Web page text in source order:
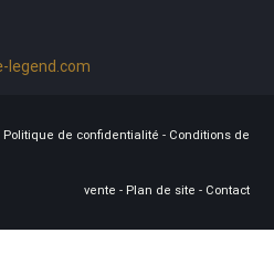
legend.com
Politique de confidentialité - Conditions de
vente - Plan de site - Contact